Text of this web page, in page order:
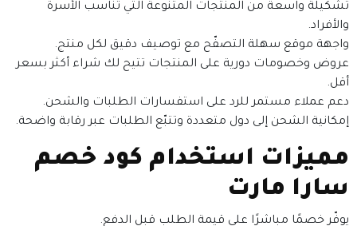
تشكيلة واسعة من المنتجات المتنوعة التي تناسب الأسرة
والأفراد.
واجهة موقع سهلة التصفّح مع توصيف دقيق لكل منتج.
عروض وخصومات دورية على المنتجات تتيح لك شراء أكثر بسعر
أقل.
دعم عملاء مستمر للرد على استفسارات الطلبات والشحن.
إمكانية الشحن إلى دول متعددة وتتبّع الطلبات عبر رقابة واضحة.
مميزات استخدام كود خصم
سارا مارت
يوفّر خصمًا مباشرًا على قيمة الطلب قبل الدفع.